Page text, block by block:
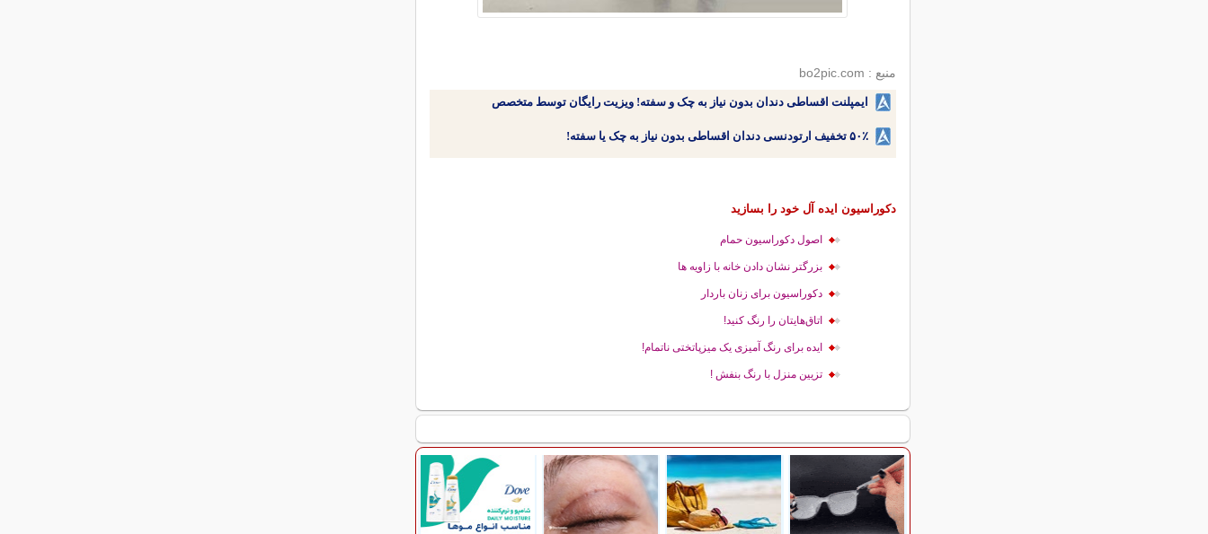
منبع : bo2pic.com
ایمپلنت اقساطی دندان بدون نیاز به چک و سفته! ویزیت رایگان توسط متخصص
۵۰٪ تخفیف ارتودنسی دندان اقساطی بدون نیاز به چک یا سفته!
دکوراسیون ایده آل خود را بسازید
اصول دکوراسیون حمام
بزرگتر نشان دادن خانه با زاویه ها
دکوراسیون برای زنان باردار
اتاق‌هایتان را رنگ کنید!
ایده برای رنگ آمیزی یک میزپاتختی ناتمام!
تزیین منزل با رنگ بنفش !